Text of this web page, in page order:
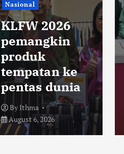
Nasional
KLFW 2026
pemangkin
produk
tempatan ke
pentas dunia
By Ithma
August 6, 2026